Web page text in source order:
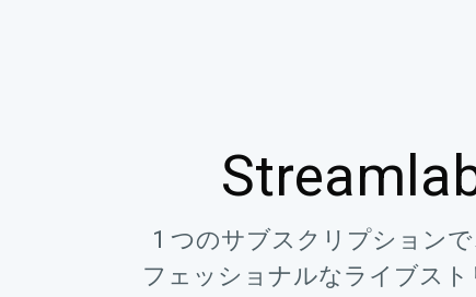
1 つのサブスクリプション
フェッショナルなライブス